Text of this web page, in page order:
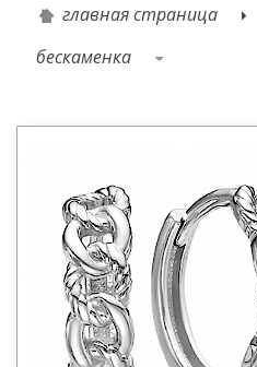
главная страница
бескаменка